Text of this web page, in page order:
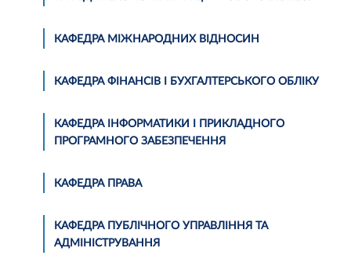
КАФЕДРА МІЖНАРОДНИХ ВІДНОСИН
КАФЕДРА ФІНАНСІВ І БУХГАЛТЕРСЬКОГО ОБЛІКУ
КАФЕДРА ІНФОРМАТИКИ І ПРИКЛАДНОГО
ПРОГРАМНОГО ЗАБЕЗПЕЧЕННЯ
КАФЕДРА ПРАВА
КАФЕДРА ПУБЛІЧНОГО УПРАВЛІННЯ ТА
АДМІНІСТРУВАННЯ